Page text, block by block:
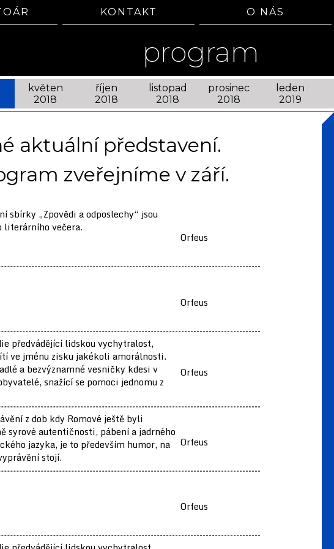
KONTAKT O NÁS
program
květen
2018
říjen
2018
listopad
2018
prosinec
2018
leden
2019
aktuální představení.
zveřejníme v září.
sbírky „Zpovědi a odposlechy“ jsou
literárního večera.
Orfeus
Orfeus
předvádějící lidskou vychytralost,
ve jménu zisku jakékoli amorálnosti.
a bezvýznamné vesničky kdesi v
snažící se pomoci jednomu z
Orfeus
z dob kdy Romové ještě byli
syrové autentičnosti, pábení a jadrného
jazyka, je to především humor, na
stojí.
Orfeus
Orfeus